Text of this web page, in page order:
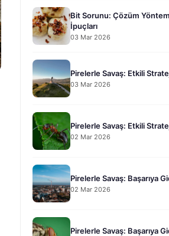
Bit Sorunu: Çözüm
İpuçları
03 Mar 2026
Pirelerle Savaş: Etkili
03 Mar 2026
Pirelerle Savaş: Etkili
02 Mar 2026
Pirelerle Savaş: Başarıya
02 Mar 2026
Pirelerle Savaş: Başarıya